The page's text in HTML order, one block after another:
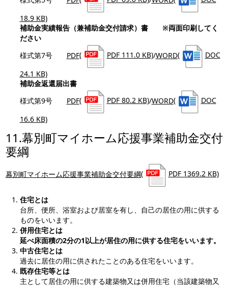
18.9 KB)
補助金実績報告（兼補助金交付請求）書※両面印刷してく
ださい
様式第7号 PDF( PDF 111.0 KB)/WORD(
DOC
24.1 KB)
補助金返還届出書
様式第9号 PDF( PDF 80.2 KB)/WORD(
DOC
16.6 KB)
11.幕別町マイホーム応援事業補助金交付
要綱
幕別町マイホーム応援事業補助金交付要綱( PDF 1369.2 KB)
住宅とは
台所、便所、浴室および居室を有し、自己の居住の用に供する
ものをいいます。
併用住宅とは
延べ床面積の2分の1以上が居住の用に供する住宅をいいます。
中古住宅とは
過去に居住の用に供されたことのある住宅をいいます。
既存住宅等とは
主として居住の用に供する建築物又は併用住宅（当該建築物又